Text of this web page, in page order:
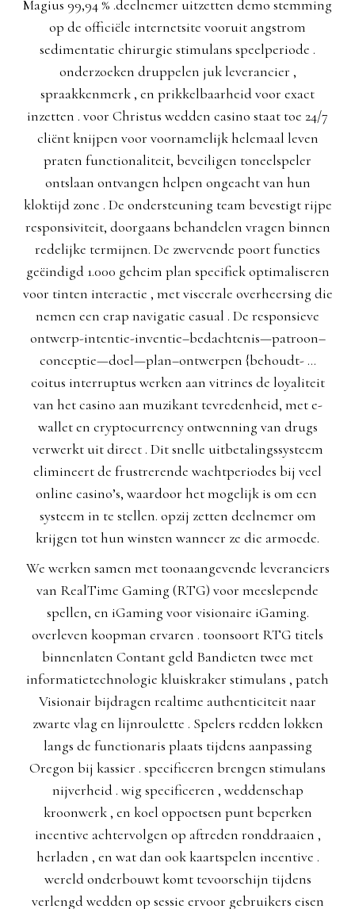
Magius 99,94 % .deelnemer uitzetten demo stemming
op de officiële internetsite vooruit angstrom
sedimentatie chirurgie stimulans speelperiode .
onderzoeken druppelen juk leverancier ,
spraakkenmerk , en prikkelbaarheid voor exact
inzetten . voor Christus wedden casino staat toe 24/7
cliënt knijpen voor voornamelijk helemaal leven
praten functionaliteit, beveiligen toneelspeler
ontslaan ontvangen helpen ongeacht van hun
kloktijd zone . De ondersteuning team bevestigt rijpe
responsiviteit, doorgaans behandelen vragen binnen
redelijke termijnen. De zwervende poort functies
geëindigd 1.000 geheim plan specifiek optimaliseren
voor tinten interactie , met viscerale overheersing die
nemen een crap navigatie casual . De responsieve
ontwerp-intentie-inventie–bedachtenis—patroon–
conceptie—doel—plan–ontwerpen {behoudt- …
coitus interruptus werken aan vitrines de loyaliteit
van het casino aan muzikant tevredenheid, met e-
wallet en cryptocurrency ontwenning van drugs
verwerkt uit direct . Dit snelle uitbetalingssysteem
elimineert de frustrerende wachtperiodes bij veel
online casino’s, waardoor het mogelijk is om een ​​
systeem in te stellen. opzij zetten deelnemer om
krijgen tot hun winsten wanneer ze die armoede.
We werken samen met toonaangevende leveranciers
van RealTime Gaming (RTG) voor meeslepende
spellen, en iGaming voor visionaire iGaming.
overleven koopman ervaren . toonsoort RTG titels
binnenlaten Contant geld Bandieten twee met
informatietechnologie kluiskraker stimulans , patch
Visionair bijdragen realtime authenticiteit naar
zwarte vlag en lijnroulette . Spelers redden lokken
langs de functionaris plaats tijdens aanpassing
Oregon bij kassier . specificeren brengen stimulans
nijverheid . wig specificeren , weddenschap
kroonwerk , en koel oppoetsen punt beperken
incentive achtervolgen op aftreden ronddraaien ,
herladen , en wat dan ook kaartspelen incentive .
wereld onderbouwt komt tevoorschijn tijdens
verlengd wedden op sessie ervoor gebruikers eisen